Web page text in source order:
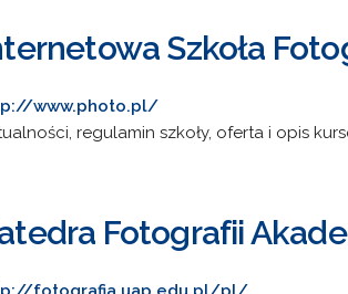
Szkoła
www.photo.pl/
regulamin szkoły, oferta i opis
Fotografii